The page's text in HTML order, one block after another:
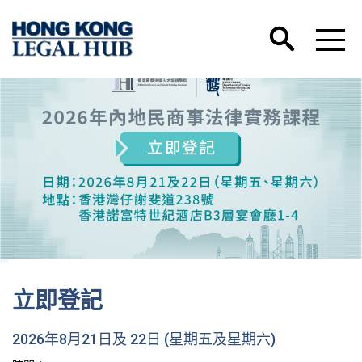
香港國際法律人才培訓學院微信號正式開通